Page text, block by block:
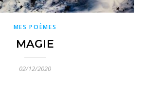
MES POÈMES
MAGIE
02/12/2020